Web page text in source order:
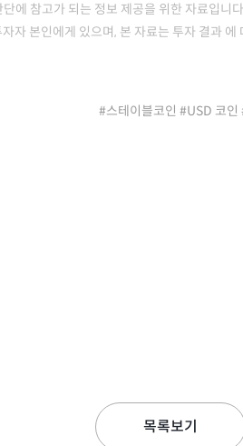
에 참고가 되는 정보 제공을 위한 자료입니
자 본인에게 있으며, 본 자료는 투자 결과
#스테이블코인 #USD 코인
목록보기